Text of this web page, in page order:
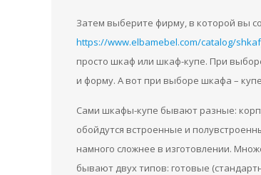
Затем выберите фирму, в которой вы
https://www.elbamebel.com/catalog/
просто шкаф или шкаф-купе. При
и форму. А вот при выборе шкафа –
Сами шкафы-купе бывают разные:
обойдутся встроенные и
намного сложнее в изготовлении.
бывают двух типов: готовые